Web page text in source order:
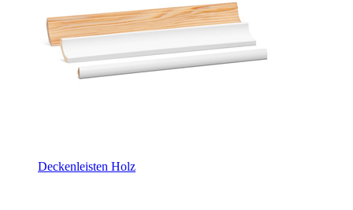
Deckenleisten Holz